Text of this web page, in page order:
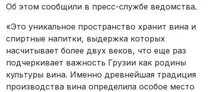
Об этом сообщили в пресс-службе ведомства.
«Это уникальное пространство хранит вина и
спиртные напитки, выдержка которых
насчитывает более двух веков, что еще раз
подчеркивает важность Грузии как родины
культуры вина. Именно древнейшая традиция
производства вина определила особое место